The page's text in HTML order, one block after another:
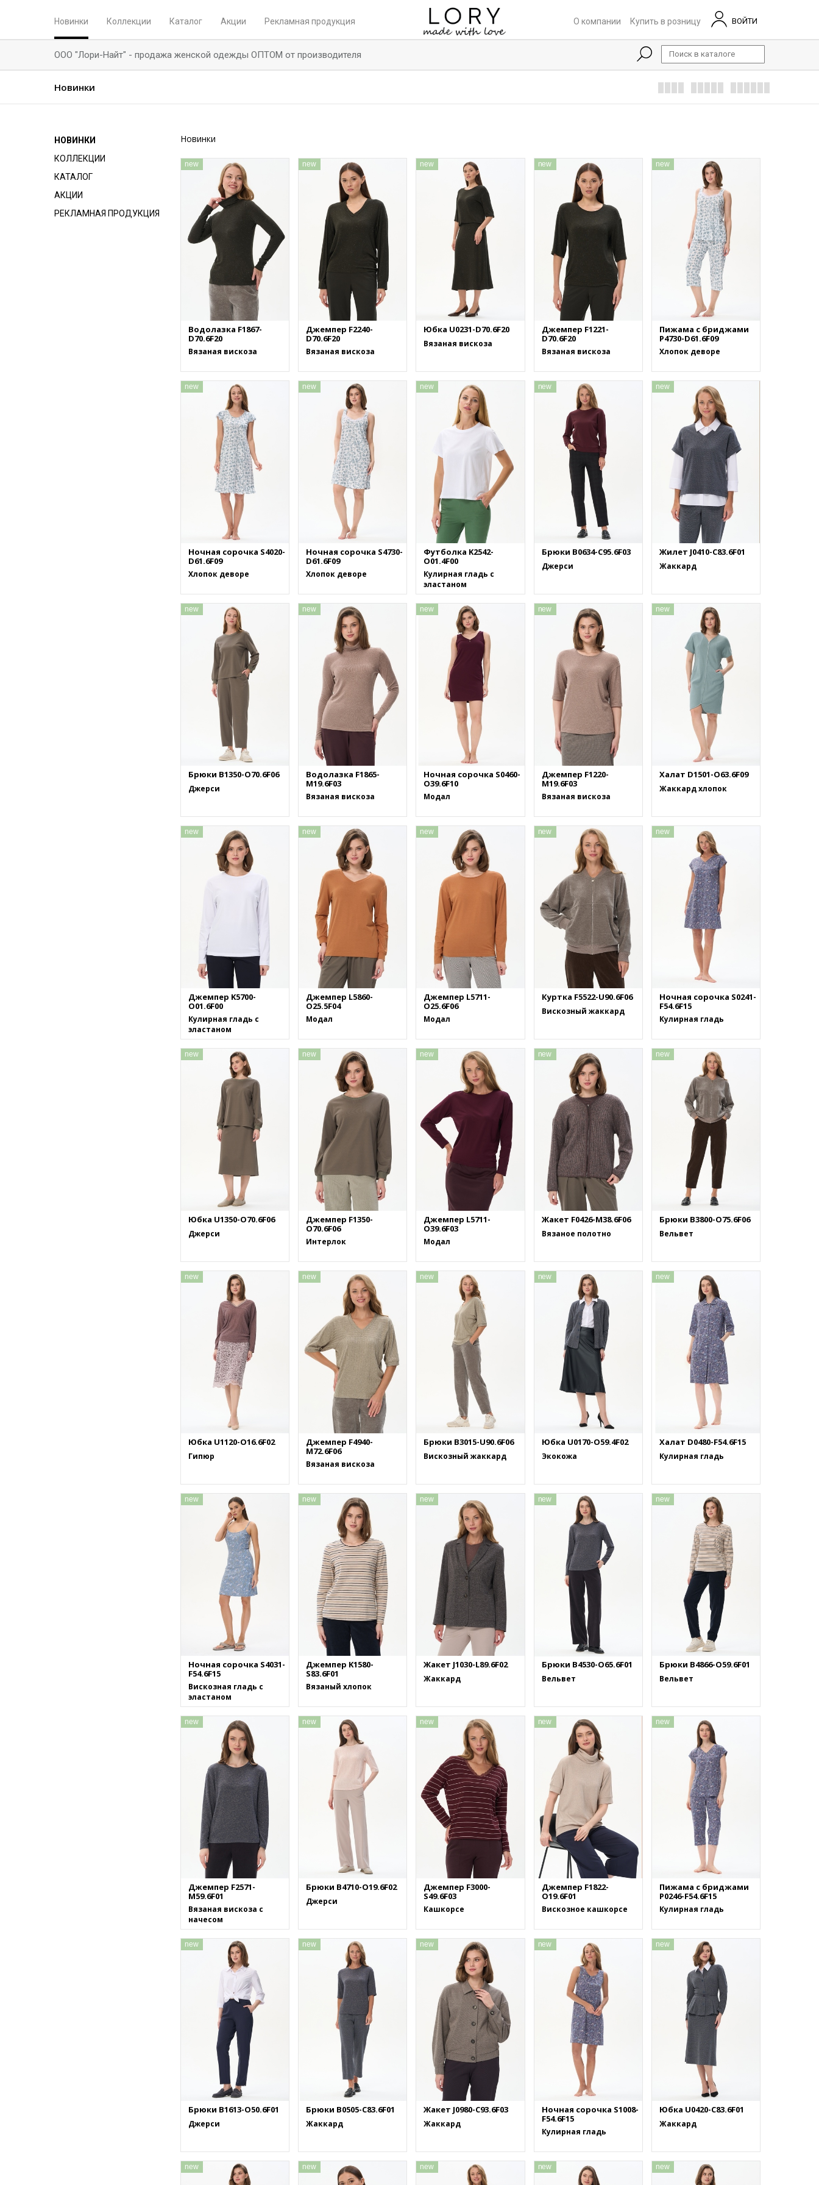
Новинки Коллекции Каталог Акции Рекламная продукция О компании Купить в розницу ВОЙТИ
ООО "Лори-Найт" - продажа женской одежды ОПТОМ от производителя
Новинки
НОВИНКИ
КОЛЛЕКЦИИ
КАТАЛОГ
АКЦИИ
РЕКЛАМНАЯ ПРОДУКЦИЯ
Новинки
new
Водолазка F1867-
D70.6F20
Вязаная вискоза
new
Джемпер F2240-
D70.6F20
Вязаная вискоза
new
Юбка U0231-D70.6F20
Вязаная вискоза
new
Джемпер F1221-
D70.6F20
Вязаная вискоза
new
Пижама с бриджами
P4730-D61.6F09
Хлопок деворе
new
Ночная сорочка S4020-
D61.6F09
Хлопок деворе
new
Ночная сорочка S4730-
D61.6F09
Хлопок деворе
new
Футболка K2542-
O01.4F00
Кулирная гладь с
эластаном
new
Брюки B0634-C95.6F03
Джерси
new
Жилет J0410-C83.6F01
Жаккард
new
Брюки B1350-O70.6F06
Джерси
new
Водолазка F1865-
M19.6F03
Вязаная вискоза
new
Ночная сорочка S0460-
O39.6F10
Модал
new
Джемпер F1220-
M19.6F03
Вязаная вискоза
new
Халат D1501-O63.6F09
Жаккард хлопок
new
Джемпер K5700-
O01.6F00
Кулирная гладь с
эластаном
new
Джемпер L5860-
O25.5F04
Модал
new
Джемпер L5711-
O25.6F06
Модал
new
Куртка F5522-U90.6F06
Вискозный жаккард
new
Ночная сорочка S0241-
F54.6F15
Кулирная гладь
new
Юбка U1350-O70.6F06
Джерси
new
Джемпер F1350-
O70.6F06
Интерлок
new
Джемпер L5711-
O39.6F03
Модал
new
Жакет F0426-M38.6F06
Вязаное полотно
new
Брюки B3800-O75.6F06
Вельвет
new
Юбка U1120-O16.6F02
Гипюр
new
Джемпер F4940-
M72.6F06
Вязаная вискоза
new
Брюки B3015-U90.6F06
Вискозный жаккард
new
Юбка U0170-O59.4F02
Экокожа
new
Халат D0480-F54.6F15
Кулирная гладь
new
Ночная сорочка S4031-
F54.6F15
Вискозная гладь с
эластаном
new
Джемпер K1580-
S83.6F01
Вязаный хлопок
new
Жакет J1030-L89.6F02
Жаккард
new
Брюки B4530-O65.6F01
Вельвет
new
Брюки B4866-O59.6F01
Вельвет
new
Джемпер F2571-
M59.6F01
Вязаная вискоза с
начесом
new
Брюки B4710-O19.6F02
Джерси
new
Джемпер F3000-
S49.6F03
Кашкорсе
new
Джемпер F1822-
O19.6F01
Вискозное кашкорсе
new
Пижама с бриджами
P0246-F54.6F15
Кулирная гладь
new
Брюки B1613-O50.6F01
Джерси
new
Брюки B0505-C83.6F01
Жаккард
new
Жакет J0980-C93.6F03
Жаккард
new
Ночная сорочка S1008-
F54.6F15
Кулирная гладь
new
Юбка U0420-C83.6F01
Жаккард
new new new new new